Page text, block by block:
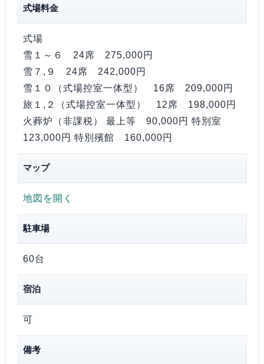
式場料金
式場
雪１～６ 24席 275,000円
雪７,９ 24席 242,000円
雪１０（式場控室一体型） 16席 209,000円
旅１,２（式場控室一体型） 12席 198,000円
火葬炉（非課税） 最上等 90,000円 特別室
123,000円 特別殯館 160,000円
マップ
地図を開く
駐車場
60台
宿泊
可
備考